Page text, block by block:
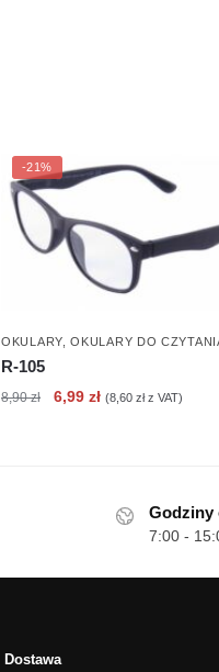
-21%
OKULARY,OKULARY DO
R-105
8,90zł
Pierwotna
6,99 złAktualna
(8,60 złz VAT)
Godziny
7:00 -
Dostawa